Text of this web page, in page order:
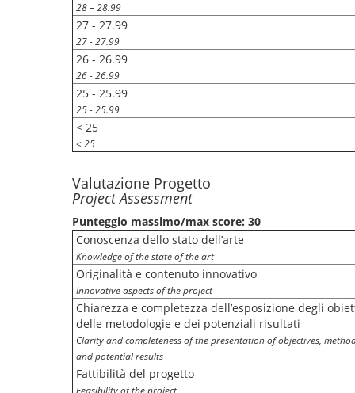
28 – 28.99
27 - 27.99
27 - 27.99
26 - 26.99
26 - 26.99
25 - 25.99
25 - 25.99
< 25
< 25
Valutazione Progetto
Project Assessment
Punteggio massimo/max score: 30
Conoscenza dello stato dell’arte
Knowledge of the state of the art
Originalità e contenuto innovativo
Innovative aspects of the project
Chiarezza e completezza dell’esposizione degli
delle metodologie e dei potenziali risultati
Clarity and completeness of the presentation of objectives,
and potential results
Fattibilità del progetto
Feasibility of the project